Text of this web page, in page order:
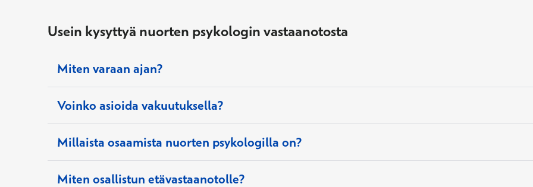
Usein kysyttyä nuorten psykologin vastaanotosta
Miten varaan ajan?
Voinko asioida vakuutuksella?
Millaista osaamista nuorten psykologilla on?
Miten osallistun etävastaanotolle?